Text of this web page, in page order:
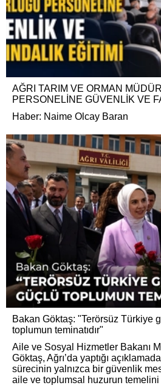
AĞRI TARIM VE ORMAN
PERSONELİNE GÜVENLİK VE
Haber: Naime Olcay Baran
Bakan Göktaş: "Terörsüz Türkiye
toplumun teminatıdır"
Aile ve Sosyal Hizmetler Bakanı
Göktaş, Ağrı’da yaptığı
sürecinin yalnızca bir güvenlik
aile ve toplumsal huzurun